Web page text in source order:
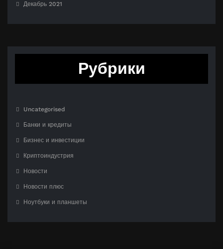
Декабрь 2021
Рубрики
Uncategorised
Банки и кредиты
Бизнес и инвестиции
Криптоиндустрия
Новости
Новости плюс
Ноутбуки и планшеты